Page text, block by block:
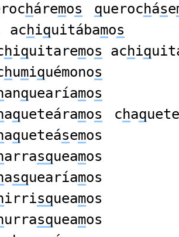
háremos querocháse
achiquitábamos
hiquitaremos achiq
humiquémonos
anquearíamos
aqueteáramos chaq
aqueteásemos
arrasqueamos
asquearíamos
irrisqueamos
urrasqueamos